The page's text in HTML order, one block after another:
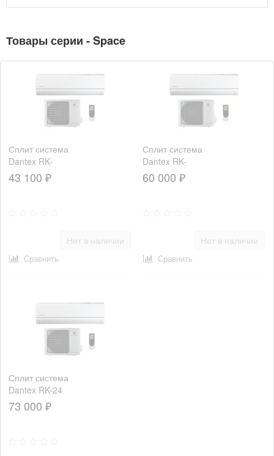
Товары серии - Space
Сплит система
Dantex RK-
12SSI /RK-
12SSIE
43 100 ₽
Нет в наличии
Сравнить
Сплит система
Dantex RK-
18SSI /RK-
18SSIE
60 000 ₽
Нет в наличии
Сравнить
Сплит система
Dantex RK-24
SSI /RK-24
SSIE
73 000 ₽